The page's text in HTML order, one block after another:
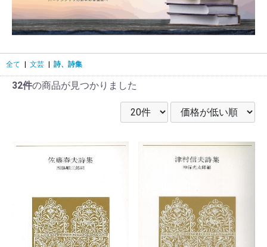
全て | 文芸 | 詩、詩集
32件の商品が見つかりました